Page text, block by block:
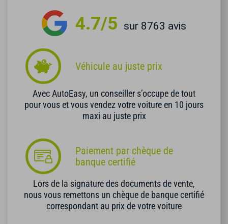
4.7/5 sur 8763 avis
Véhicule au juste prix
Avec AutoEasy, un conseiller s’occupe de tout
pour vous et vous vendez votre voiture en 10 jours
maxi au juste prix
Paiement par chèque de
banque certifié
Lors de la signature des documents de vente,
nous vous remettons un chèque de banque certifié
correspondant au prix de votre voiture